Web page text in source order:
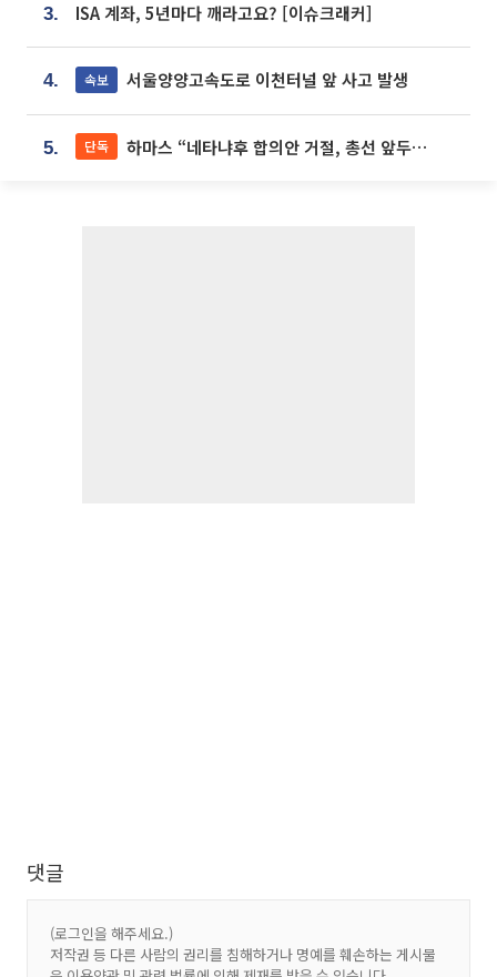
3. ISA 계좌, 5년마다 깨라고요? [이슈크래커]
4. 속보 서울양양고속도로 이천터널 앞 사고 발생
5. 단독 하마스 “네타냐후 합의안 거절, 총선 앞두고 시간 끌기”
댓글